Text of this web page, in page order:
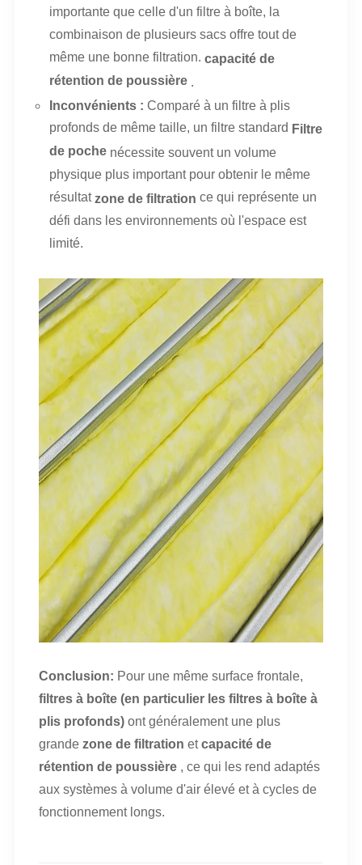
importante que celle d'un filtre à boîte, la
combinaison de plusieurs sacs offre tout de
même une bonne filtration. capacité de
rétention de poussière .
Inconvénients : Comparé à un filtre à plis
profonds de même taille, un filtre standard Filtre
de poche nécessite souvent un volume
physique plus important pour obtenir le même
résultatzone de filtration ce qui représente un
défi dans les environnements où l'espace est
limité.
Conclusion: Pour une même surface frontale,
filtres à boîte (en particulier les filtres à boîte à
plis profonds) ont généralement une plus
grande zone de filtration etcapacité de
rétention de poussière , ce qui les rend adaptés
aux systèmes à volume d'air élevé et à cycles de
fonctionnement longs.